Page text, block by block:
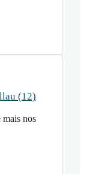
(12)
nos